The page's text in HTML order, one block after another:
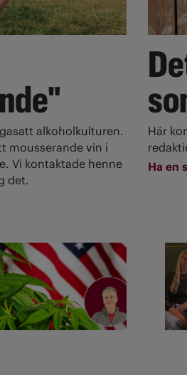
alkoholkulturen.
mousserande vin i
Vi kontaktade henne
det.
Här
Ha en